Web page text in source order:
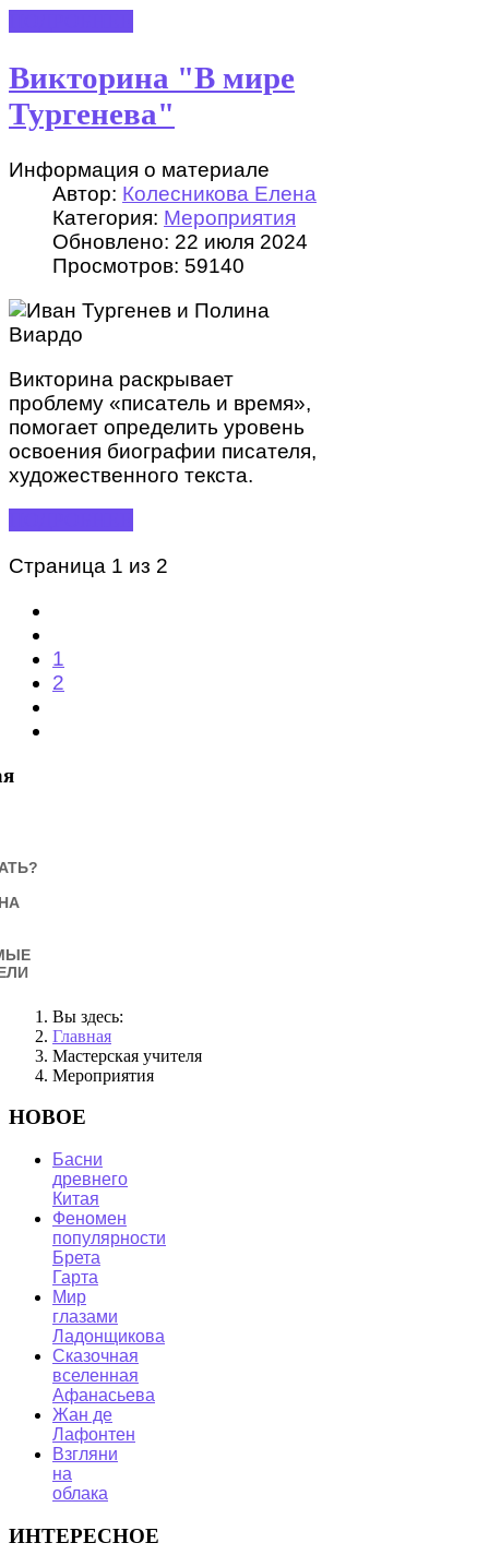
Викторина "В мире
Тургенева"
Информация о материале
Автор: Колесникова Елена
Категория: Мероприятия
Обновлено: 22 июля 2024
Просмотров: 59140
Викторина раскрывает
проблему «писатель и время»,
помогает определить уровень
освоения биографии писателя,
художественного текста.
Страница 1 из 2
1
2
Вы здесь:
Главная
Мастерская учителя
Мероприятия
НОВОЕ
Басни
древнего
Китая
Феномен
популярности
Брета
Гарта
Мир
глазами
Ладонщикова
Сказочная
вселенная
Афанасьева
Жан де
Лафонтен
Взгляни
на
облака
ИНТЕРЕСНОЕ